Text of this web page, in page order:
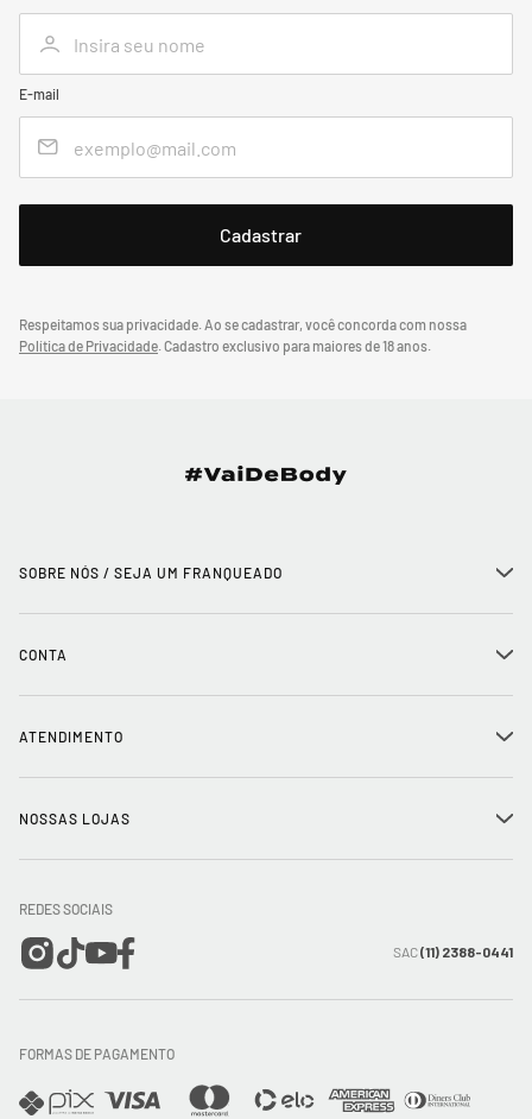
E-mail
Respeitamos sua privacidade. Ao se cadastrar, você concorda com nossa
Política de Privacidade.Cadastro exclusivo para maiores de 18 anos.
SOBRE NÓS / SEJA UM FRANQUEADO +
Trabalhe conosco
Mapa do Site
CONTA +
Meus pedidos
Wishlist
ATENDIMENTO +
Entrega e Frete
Trocas e Devoluções
Direito de Arrependimento
NOSSAS LOJAS +
REDES SOCIAIS
SAC(11) 2388-0441
FORMAS DE PAGAMENTO